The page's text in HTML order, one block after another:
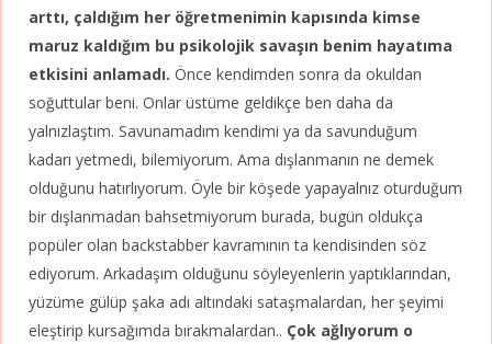
arttı, çaldığım her öğretmenimin kapısında kimse
maruz kaldığım bu psikolojik savaşın benim hayatıma
etkisini anlamadı. Önce kendimden sonra da okuldan
soğuttular beni. Onlar üstüme geldikçe ben daha da
yalnızlaştım. Savunamadım kendimi ya da savunduğum
kadarı yetmedi, bilemiyorum. Ama dışlanmanın ne demek
olduğunu hatırlıyorum. Öyle bir köşede yapayalnız oturduğum
bir dışlanmadan bahsetmiyorum burada, bugün oldukça
popüler olan backstabber kavramının ta kendisinden söz
ediyorum. Arkadaşım olduğunu söyleyenlerin yaptıklarından,
yüzüme gülüp şaka adı altındaki sataşmalardan, her şeyimi
eleştirip kursağımda bırakmalardan.. Çok ağlıyorum o